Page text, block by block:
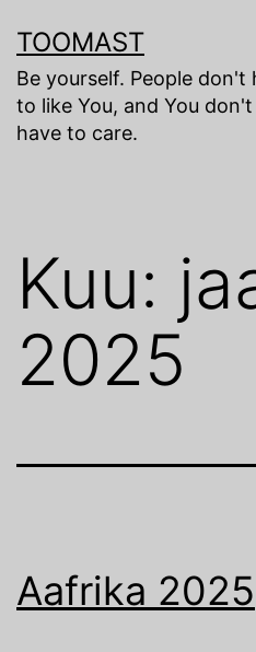
to
content
TOOMAST
Be yourself. People don't
to like You, and You don't
have to care.
Kuu:
2025
Aafrika 2025